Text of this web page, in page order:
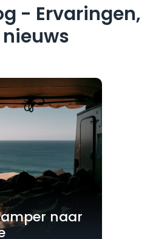
- Ervaringen,
naar